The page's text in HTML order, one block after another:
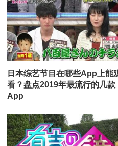
日本综艺节目在哪些App上能
看？盘点2019年最流行的几款
App